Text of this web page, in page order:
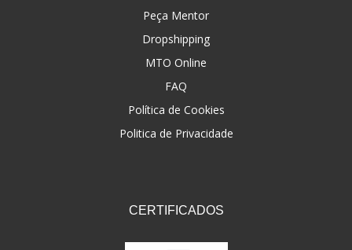
Peça Mentor
Dropshipping
MTO Online
FAQ
Política de Cookies
Politica de Privacidade
CERTIFICADOS